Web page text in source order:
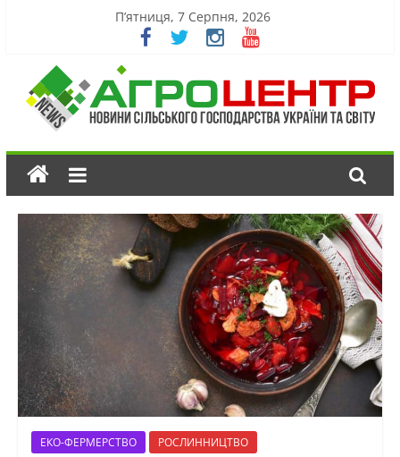
П’ятниця, 7 Серпня, 2026
ЕКО-ФЕРМЕРСТВО РОСЛИННИЦТВО